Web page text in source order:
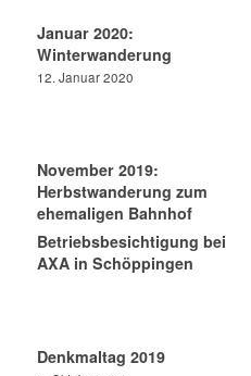
Januar 2020:
Winterwanderung
12. Januar 2020
November 2019:
Herbstwanderung zum
ehemaligen Bahnhof
Betriebsbesichtigung bei
AXA in Schöppingen
Denkmaltag 2019